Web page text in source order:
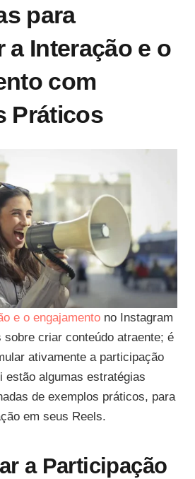
para
a Interação e o
com
Práticos
e o engajamentono Instagram
sobre criar conteúdo atraente; é
ativamente a participação
estão algumas estratégias
de exemplos práticos, para
em seus Reels.
a Participação